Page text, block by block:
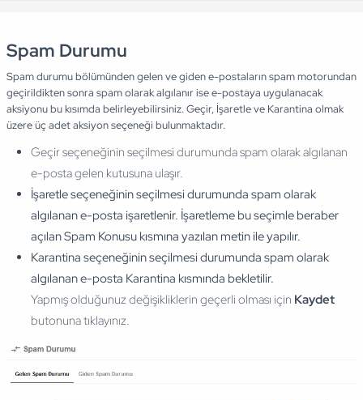
Spam Durumu
Spam durumu bölümünden gelen ve giden e-postaların spam motorundan
geçirildikten sonra spam olarak algılanır ise e-postaya uygulanacak
aksiyonu bu kısımda belirleyebilirsiniz. Geçir, İşaretle ve Karantina olmak
üzere üç adet aksiyon seçeneği bulunmaktadır.
Geçir seçeneğinin seçilmesi durumunda spam olarak algılanan
e-posta gelen kutusuna ulaşır.
İşaretle seçeneğinin seçilmesi durumunda spam olarak
algılanan e-posta işaretlenir. İşaretleme bu seçimle beraber
açılan Spam Konusu kısmına yazılan metin ile yapılır.
Karantina seçeneğinin seçilmesi durumunda spam olarak
algılanan e-posta Karantina kısmında bekletilir.
Yapmış olduğunuz değişikliklerin geçerli olması için Kaydet
butonuna tıklayınız.